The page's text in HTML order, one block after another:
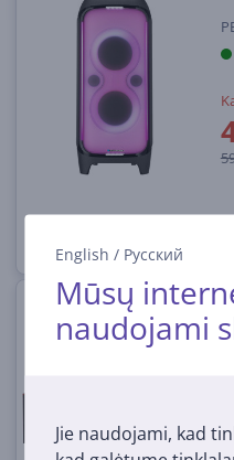
English / Русский
Mūsų
naudojami
Jie naudojami, kad